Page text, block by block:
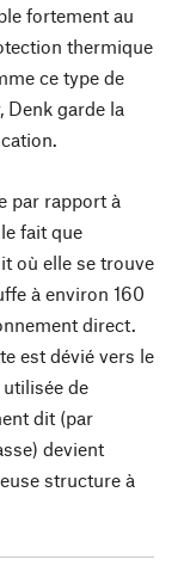
fortement au
thermique
ce type de
Denk garde la
par rapport à
fait que
où elle se trouve
à environ 160
direct.
est dévié vers le
de
dit (par
devient
structure à